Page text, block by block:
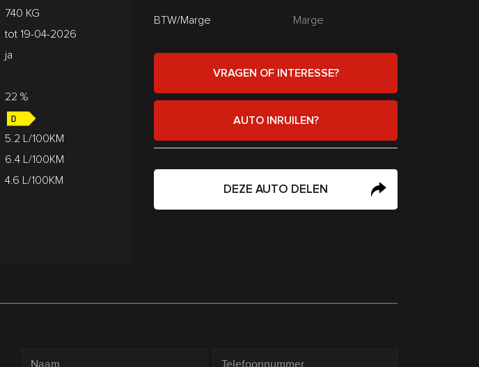
BTW/Marge Marge
VRAGEN OF INTERESSE?
AUTO INRUILEN?
DEZE AUTO DELEN
740 KG
tot 19-04-2026
ja
22 %
5.2 L/100KM
6.4 L/100KM
4.6 L/100KM